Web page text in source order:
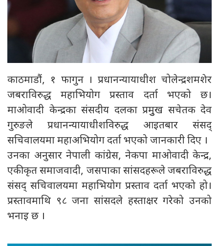
काठमाडौं, १ फागुन । प्रधानन्यायाधीश चोलेन्द्रशमशेर
जबराविरुद्ध महाभियोग प्रस्ताव दर्ता भएको छ।
माओवादी केन्द्रका संसदीय दलका प्रमुुख सचेतक देव
गुरुङले प्रधानन्यायाधीशविरुद्ध आइतबार संसद्
सचिवालयमा महाअभियोग दर्ता भएको जानकारी दिए ।
उनका अनुसार नेपाली कांग्रेस, नेकपा माओवादी केन्द्र,
एकीकृत समाजवादी, जसपाका सांसदहरूले जबराविरुद्ध
संसद् सचिवालयमा महाभियोग प्रस्ताव दर्ता भएको हो।
प्रस्तावमाथि ९८ जना सांसदले हस्ताक्षर गरेको उनको
भनाइ छ ।